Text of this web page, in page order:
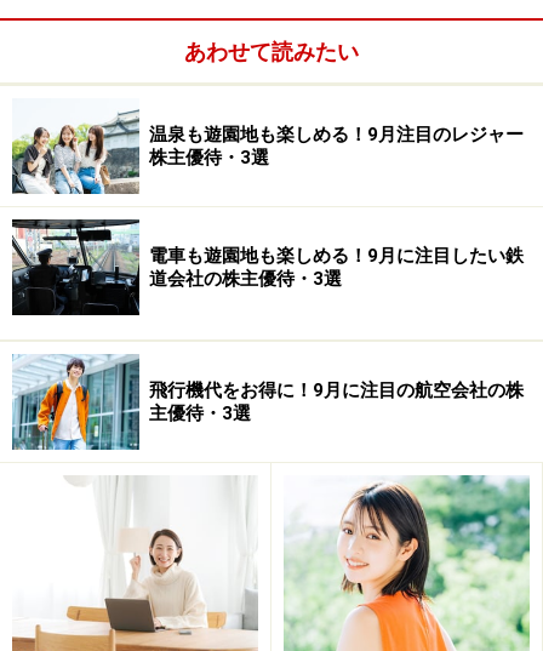
予想PER（連）赤字
予想配当利回り 無配
時価総額 9億円
■株主優待
権利確定日：2月末
優待がもらえる株数：100株以上
優待内容：
100株以上1,000円相当のクオカード
300株以上3,500円相当のクオカード
あわせて読みたい
温泉も遊園地も楽しめる！9月注目のレジャー
株主優待・3選
電車も遊園地も楽しめる！9月に注目したい鉄
道会社の株主優待・3選
飛行機代をお得に！9月に注目の航空会社の株
主優待・3選